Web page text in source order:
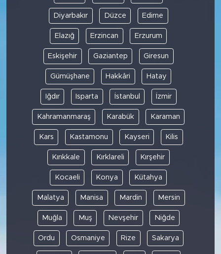
Diyarbakır Düzce Edirne
Elazığ Erzincan Erzurum
Eskişehir Gaziantep Giresun
Gümüşhane Hakkâri Hatay
Iğdır Isparta İstanbul İzmir
Kahramanmaraş Karabük Karaman
Kars Kastamonu Kayseri Kilis
Kırıkkale Kırklareli Kırşehir
Kocaeli Konya Kütahya
Malatya Manisa Mardin Mersin
Muğla Muş Nevşehir Niğde
Ordu Osmaniye Rize Sakarya